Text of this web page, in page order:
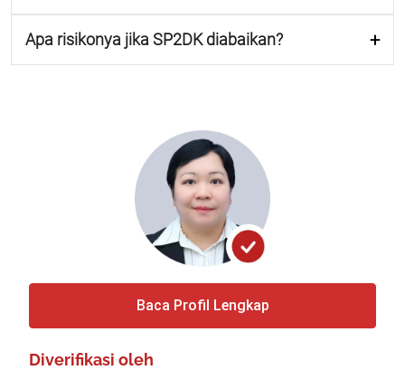
Apa risikonya jika SP2DK diabaikan?
Baca Profil Lengkap
Diverifikasi oleh